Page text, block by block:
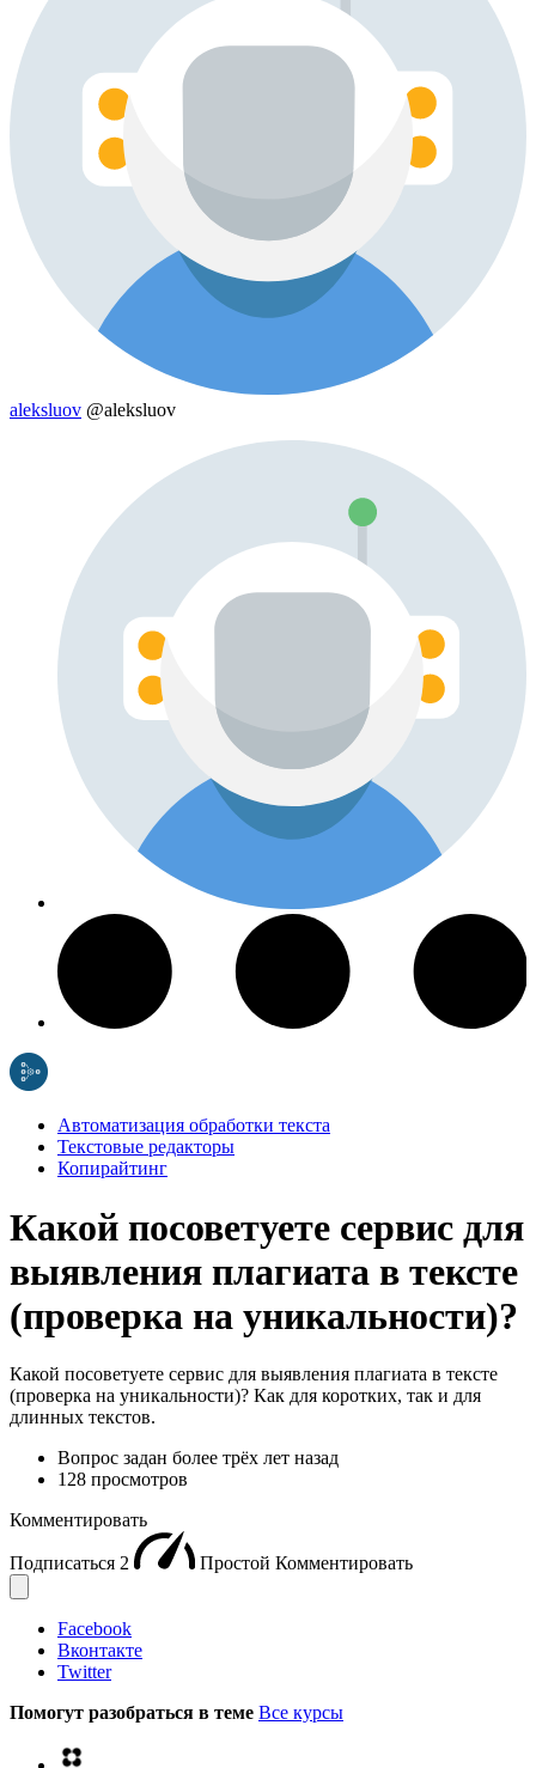
aleksluov @aleksluov
Автоматизация обработки текста
Текстовые редакторы
Копирайтинг
Какой посоветуете сервис для
выявления плагиата в тексте
(проверка на уникальности)?
Какой посоветуете сервис для выявления плагиата в тексте
(проверка на уникальности)? Как для коротких, так и для
длинных текстов.
Вопрос задан более трёх лет назад
128 просмотров
Комментировать
Подписаться 2 Простой Комментировать
Facebook
Вконтакте
Twitter
Помогут разобраться в теме Все курсы